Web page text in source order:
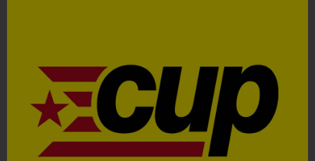
Contacta'ns i treballa per fer realitat el projecte de
l'esquerra independentista i anticapitalista
CONTACTA